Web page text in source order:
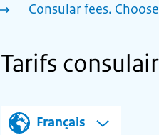
Consular fees.
Tarifs
Français